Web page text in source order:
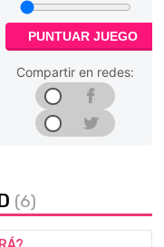
PUNTUAR JUEGO
Compartir en redes:
(6)